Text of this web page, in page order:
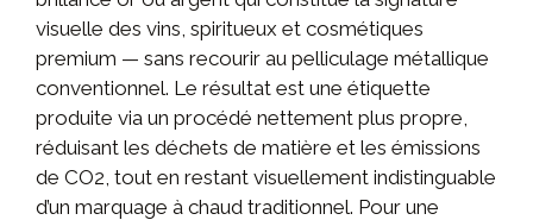
visuelle des vins, spiritueux et cosmétiques
premium — sans recourir au pelliculage métallique
conventionnel. Le résultat est une étiquette
produite via un procédé nettement plus propre,
réduisant les déchets de matière et les émissions
de CO2, tout en restant visuellement indistinguable
d’un marquage à chaud traditionnel. Pour une